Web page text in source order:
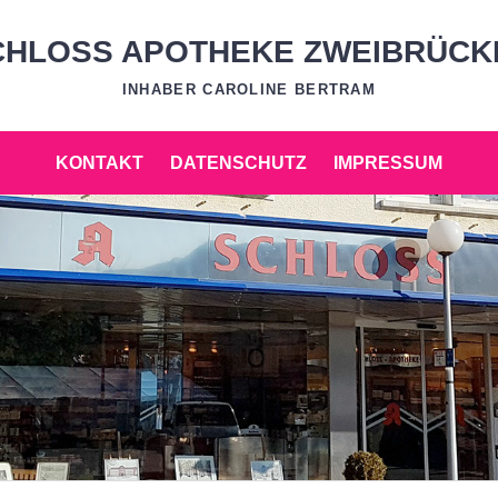
APOTHEKE
INHABER CAROLINE BERTRAM
KONTAKT DATENSCHUTZ IMPRESSUM